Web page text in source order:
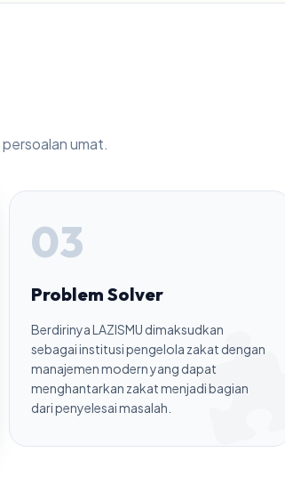
umat.
03
Problem Solver
Berdirinya LAZISMU dimaksudkan
sebagai institusi pengelola zakat dengan
manajemen modern yang dapat
menghantarkan zakat menjadi bagian
dari penyelesai masalah.